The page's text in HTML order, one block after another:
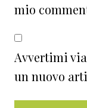
mio
Avvertimi
un nuovo